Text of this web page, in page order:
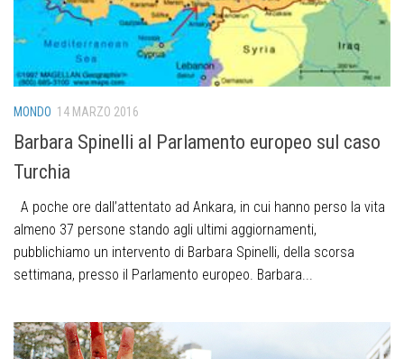
MONDO 14 MARZO 2016
Barbara Spinelli al Parlamento europeo sul caso
Turchia
A poche ore dall’attentato ad Ankara, in cui hanno perso la vita
almeno 37 persone stando agli ultimi aggiornamenti,
pubblichiamo un intervento di Barbara Spinelli, della scorsa
settimana, presso il Parlamento europeo. Barbara...